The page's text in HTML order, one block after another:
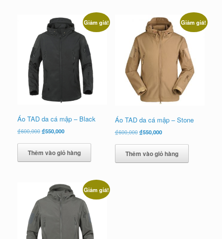
Giảm giá!
Áo TAD da cá mập – Black
₫600,000Giá
là:
₫600,000.
₫550,000Giá
tại
là:
₫550,000.
Thêm vào giỏ hàng
Giảm giá!
Áo TAD da cá mập – Stone
₫600,000 Giá
là:
₫600,000.
₫550,000Giá
tại
là:
₫550,000.
Thêm vào giỏ hàng
Giảm giá!